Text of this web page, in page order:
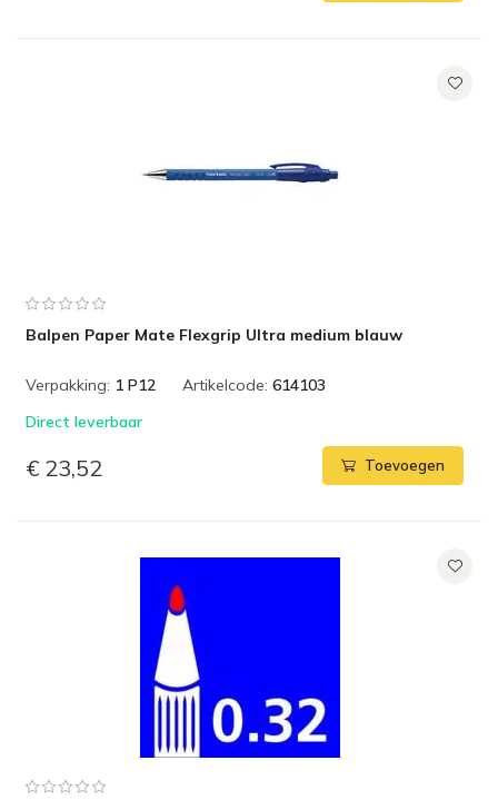
Balpen Paper Mate Flexgrip Ultra medium blauw
Verpakking: 1 P12 Artikelcode: 614103
Direct leverbaar
€ 23,52 Toevoegen